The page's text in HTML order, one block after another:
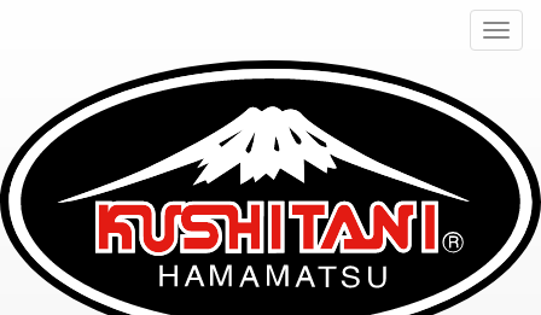
KUSHITANI | 46works
CUSTOM PROJECT